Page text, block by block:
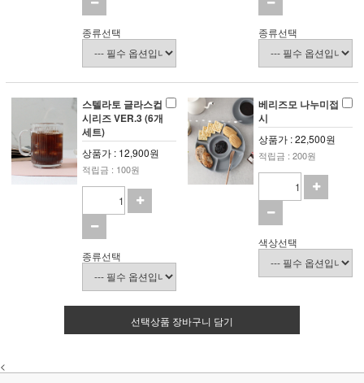
종류선택 종류선택
스텔라토 글라스컵
시리즈 VER.3 (6개
세트)
상품가 : 12,900원
적립금 : 100원
종류선택
베리즈모 나누미접
시
상품가 : 22,500원
적립금 : 200원
색상선택
선택상품 장바구니 담기
<